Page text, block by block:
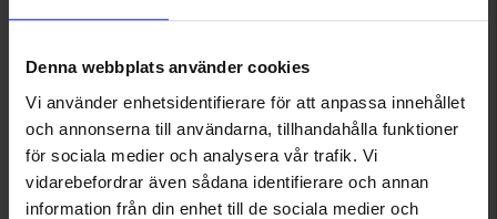
Denna webbplats använder cookies
Vi använder enhetsidentifierare för att anpassa innehållet
och annonserna till användarna, tillhandahålla funktioner
för sociala medier och analysera vår trafik. Vi
vidarebefordrar även sådana identifierare och annan
information från din enhet till de sociala medier och
Swedteam Ryggsäck Backbone
Swedteam
2116
1 899 kr
Betyg: 4.5 utav 5 stjärnor
Jaktradio Hunter E-light BT 140/155MHz
Hunter
7552
2 495 kr
Betyg: 4.3 utav 5